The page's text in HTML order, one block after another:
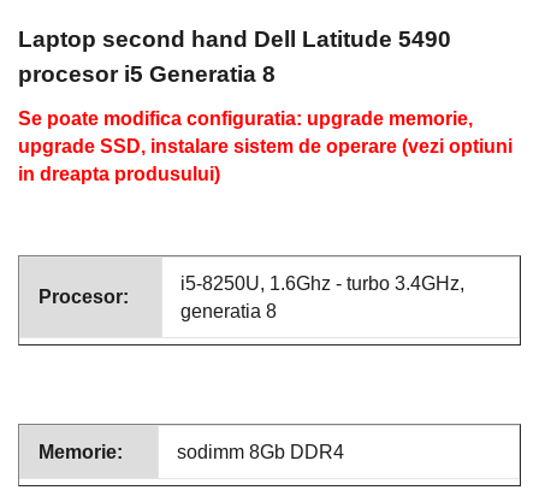
Laptop second hand Dell Latitude 5490
procesor i5 Generatia 8
Se poate modifica configuratia: upgrade memorie,
upgrade SSD, instalare sistem de operare (vezi optiuni
in dreapta produsului)
Procesor:
i5-8250U, 1.6Ghz - turbo 3.4GHz,
generatia 8
Memorie: sodimm 8Gb DDR4